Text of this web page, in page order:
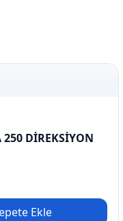
DİREKSİYON
Ekle